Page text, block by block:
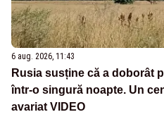
6 aug. 2026, 11:43
Rusia susține că a doborât
într-o singură noapte. Un
avariat VIDEO